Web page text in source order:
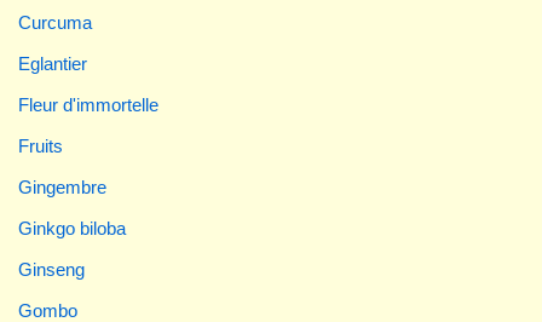
Curcuma
Eglantier
Fleur d'immortelle
Fruits
Gingembre
Ginkgo biloba
Ginseng
Gombo